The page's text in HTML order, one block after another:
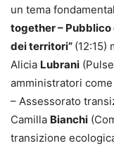
un tema
together –
dei territori” (12:15)
Alicia Lubrani
amministratori
– Assessorato
Camilla Bianchi
transizione